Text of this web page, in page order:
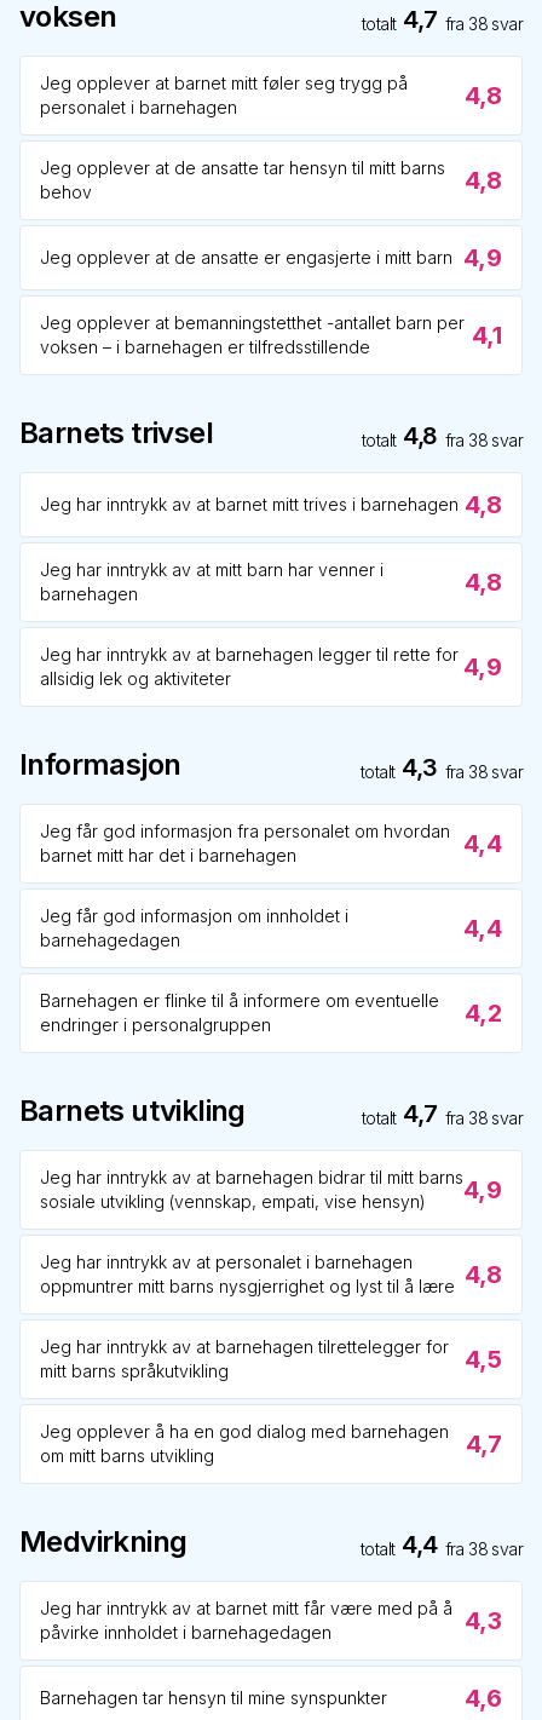
voksen totalt 4,7 fra 38 svar
Jeg opplever at barnet mitt føler seg trygg på
personalet i barnehagen
4,8
Jeg opplever at de ansatte tar hensyn til mitt barns
behov
4,8
Jeg opplever at de ansatte er engasjerte i mitt barn 4,9
Jeg opplever at bemanningstetthet -antallet barn per
voksen – i barnehagen er tilfredsstillende
4,1
Barnets trivsel totalt 4,8 fra 38 svar
Jeg har inntrykk av at barnet mitt trives i barnehagen 4,8
Jeg har inntrykk av at mitt barn har venner i
barnehagen
4,8
Jeg har inntrykk av at barnehagen legger til rette for
allsidig lek og aktiviteter
4,9
Informasjon totalt 4,3 fra 38 svar
Jeg får god informasjon fra personalet om hvordan
barnet mitt har det i barnehagen
4,4
Jeg får god informasjon om innholdet i
barnehagedagen
4,4
Barnehagen er flinke til å informere om eventuelle
endringer i personalgruppen
4,2
Barnets utvikling totalt 4,7 fra 38 svar
Jeg har inntrykk av at barnehagen bidrar til mitt barns
sosiale utvikling (vennskap, empati, vise hensyn)
4,9
Jeg har inntrykk av at personalet i barnehagen
oppmuntrer mitt barns nysgjerrighet og lyst til å lære 4,8
Jeg har inntrykk av at barnehagen tilrettelegger for
mitt barns språkutvikling
4,5
Jeg opplever å ha en god dialog med barnehagen
om mitt barns utvikling
4,7
Medvirkning totalt 4,4 fra 38 svar
Jeg har inntrykk av at barnet mitt får være med på å
påvirke innholdet i barnehagedagen
4,3
Barnehagen tar hensyn til mine synspunkter 4,6